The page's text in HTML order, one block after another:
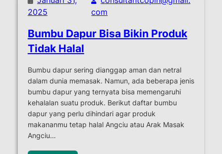
2025
com
Bumbu Dapur Bisa Bikin Produk
Tidak Halal
Bumbu dapur sering dianggap aman dan netral
dalam dunia memasak. Namun, ada beberapa jenis
bumbu dapur yang ternyata bisa memengaruhi
kehalalan suatu produk. Berikut daftar bumbu
dapur yang perlu dihindari agar produk
makananmu tetap halal Angciu atau Arak Masak
Angciu…